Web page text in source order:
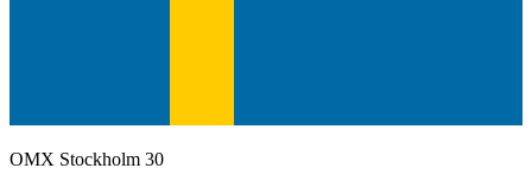
OMX Stockholm 30